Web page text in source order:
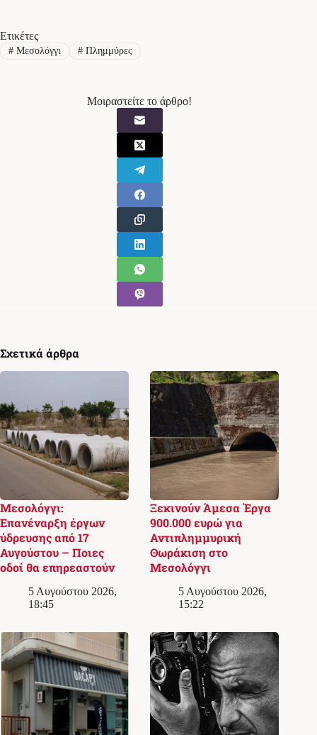
Ετικέτες
#Μεσολόγγι #Πλημμύρες
Μοιραστείτε το άρθρο!
Σχετικά άρθρα
Μεσολόγγι:
Επανέναρξη έργων
ύδρευσης από 17
Αυγούστου – Ποιες
οδοί θα επηρεαστούν
5 Αυγούστου 2026,
18:45
Ξεκινούν Άμεσα Έργα
900.000 ευρώ για
Αντιπλημμυρική
Θωράκιση στο
Μεσολόγγι
5 Αυγούστου 2026,
15:22